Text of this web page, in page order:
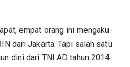
empat orang ini mengaku-
dari Jakarta. Tapi salah satu
dini dari TNI AD tahun 2014.